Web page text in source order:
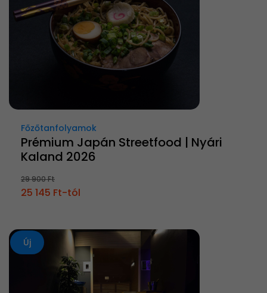
Főzőtanfolyamok
Prémium Japán Streetfood | Nyári
Kaland 2026
29 900 Ft
25 145 Ft-tól
Új